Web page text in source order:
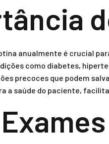
anualmente é crucial
como diabetes,
precoces que podem
a saúde do paciente,